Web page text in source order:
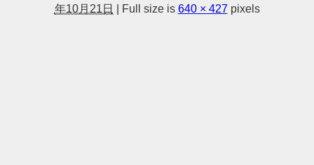
年10月21日
Full size is 640 × 427 pixels